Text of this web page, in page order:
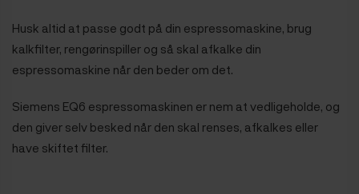
Husk altid at passe godt på din espressomaskine, brug
kalkfilter, rengørinspiller og så skal afkalke din
espressomaskine når den beder om det.
Siemens EQ6 espressomaskinen er nem at vedligeholde, og
den giver selv besked når den skal renses, afkalkes eller
have skiftet filter.